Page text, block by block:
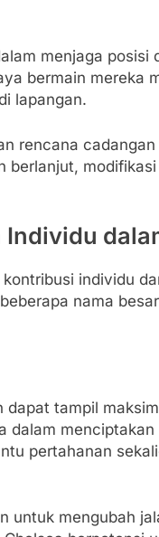
menjaga posisi
bermain mereka
lapangan.
rencana
berlanjut,
individu
nama
dapat tampil
dalam
pertahanan
untuk mengubah